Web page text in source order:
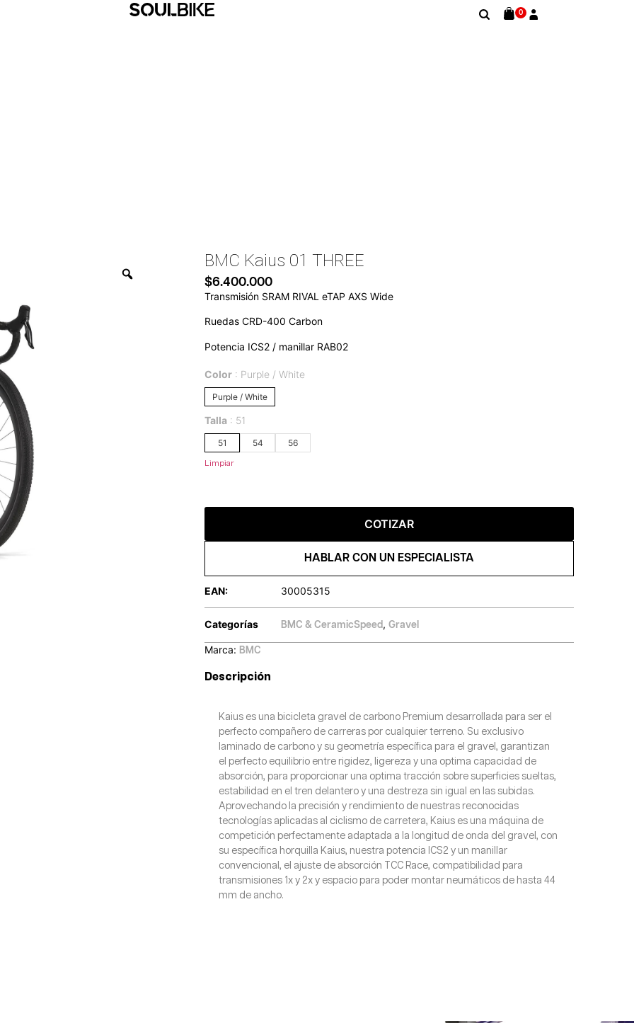
0
BMC Kaius 01 THREE
$6.400.000
Transmisión SRAM RIVAL eTAP AXS Wide
Ruedas CRD-400 Carbon
Potencia ICS2 / manillar RAB02
Color Purple / White
Purple / White
Talla 51
51 54 56
Limpiar
COTIZAR
HABLAR CON UN ESPECIALISTA
EAN: 30005315
Categorías BMC & CeramicSpeed ,Gravel
Marca: BMC
Descripción
Kaius es una bicicleta gravel de carbono Premium desarrollada para ser el
perfecto compañero de carreras por cualquier terreno. Su exclusivo
laminado de carbono y su geometría específica para el gravel, garantizan
el perfecto equilibrio entre rigidez, ligereza y una optima capacidad de
absorción, para proporcionar una optima tracción sobre superficies sueltas,
estabilidad en el tren delantero y una destreza sin igual en las subidas.
Aprovechando la precisión y rendimiento de nuestras reconocidas
tecnologías aplicadas al ciclismo de carretera, Kaius es una máquina de
competición perfectamente adaptada a la longitud de onda del gravel, con
su específica horquilla Kaius, nuestra potencia ICS2 y un manillar
convencional, el ajuste de absorción TCC Race, compatibilidad para
transmisiones 1x y 2x y espacio para poder montar neumáticos de hasta 44
mm de ancho.